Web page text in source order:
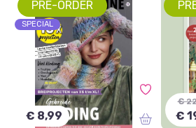
Scala Crossmedia Boeken (1)
Scala Crossmedia pakketten
Scala Crossmedia patronen
Haken(7)
Hobby's(2)
PRE-ORDER
SPECIAL
€ 8,99
€
€